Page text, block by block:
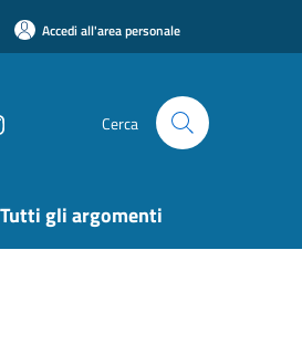
Accedi all'area personale
Cerca
Tutti gli argomenti